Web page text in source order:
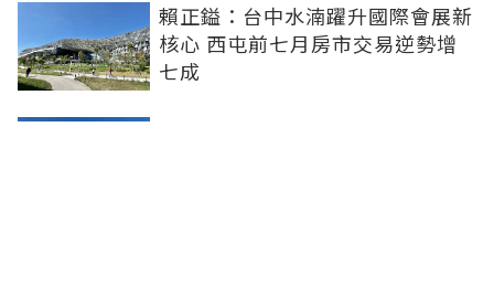
賴正鎰：台中水湳躍升國際會展新
核心 西屯前七月房市交易逆勢增
七成